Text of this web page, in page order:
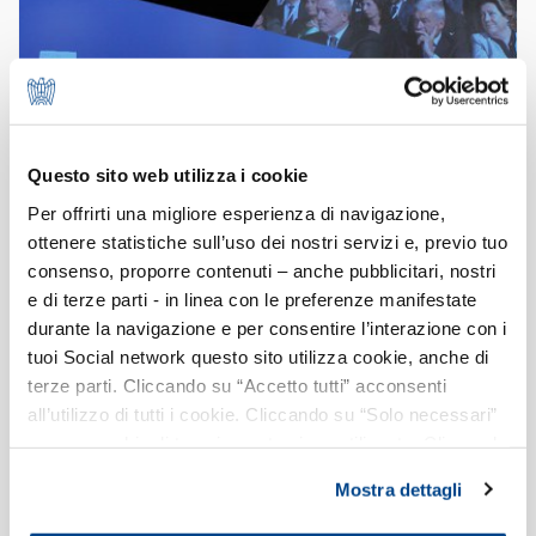
Questo sito web utilizza i cookie
Per offrirti una migliore esperienza di navigazione,
ottenere statistiche sull’uso dei nostri servizi e, previo tuo
consenso, proporre contenuti – anche pubblicitari, nostri
e di terze parti - in linea con le preferenze manifestate
durante la navigazione e per consentire l’interazione con i
tuoi Social network questo sito utilizza cookie, anche di
terze parti. Cliccando su “Accetto tutti” acconsenti
all’utilizzo di tutti i cookie. Cliccando su “Solo necessari”
propria volontà in relazione a ciascuna categoria di
cookie del sito. Per ulteriori informazioni consulta la
Mostra dettagli
Gianfelice Rocca eletto Presidente di
Centinaia di imprenditori ed esponenti della vita politica,
economica e sindacale nazionale e milanese all'Assise